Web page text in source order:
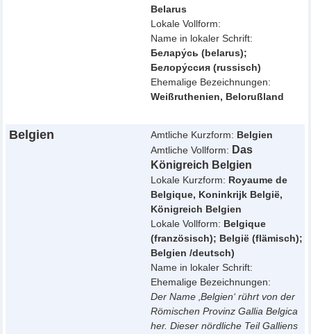
Belarus
Lokale Vollform:
Name in lokaler Schrift:
Белару́сь (belarus);
Белору́ссия (russisch)
Ehemalige Bezeichnungen:
Weißruthenien, Belorußland
Belgien Amtliche Kurzform: Belgien
Amtliche Vollform: Das
Königreich Belgien
Lokale Kurzform: Royaume de
Belgique, Koninkrijk België,
Königreich Belgien
Lokale Vollform: Belgique
(französisch); België (flämisch);
Belgien /deutsch)
Name in lokaler Schrift:
Ehemalige Bezeichnungen:
Der Name ‚Belgien‘ rührt von der
Römischen Provinz Gallia Belgica
her. Dieser nördliche Teil Galliens